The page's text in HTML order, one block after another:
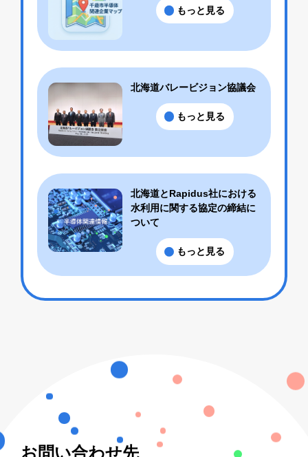
もっと見る
北海道バレービジョン協議会
もっと見る
北海道とRapidus社における
水利用に関する協定の締結に
ついて
もっと見る
お問い合わせ先